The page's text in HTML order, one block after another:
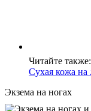
Читайте также:
Сухая кожа на
Экзема на ногах